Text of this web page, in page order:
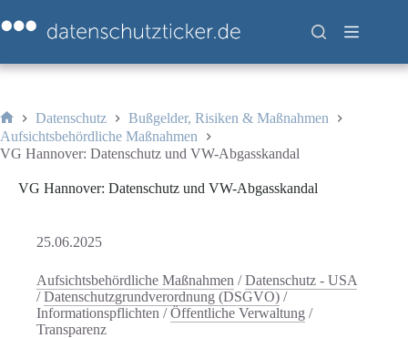
Inhalt
springen
Start
Datenschutz
Bußgelder, Risiken & Maßnahmen
Aufsichtsbehördliche Maßnahmen
VG Hannover: Datenschutz und VW-Abgasskandal
VG Hannover: Datenschutz und VW-Abgasskandal
25.06.2025
Aufsichtsbehördliche Maßnahmen /Datenschutz - USA
/Datenschutzgrundverordnung (DSGVO) /
Informationspflichten /Öffentliche Verwaltung /
Transparenz